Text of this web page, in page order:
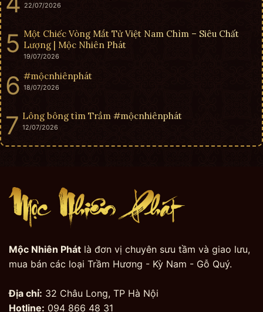
22/07/2026
Một Chiếc Vòng Mắt Tử Việt Nam Chìm – Siêu Chất
Lượng | Mộc Nhiên Phát
19/07/2026
#mộcnhiênphát
18/07/2026
Lông bông tìm Trầm #mộcnhiênphát
12/07/2026
Mộc Nhiên Phát là đơn vị chuyên sưu tầm và giao lưu,
mua bán các loại Trầm Hương - Kỳ Nam - Gỗ Quý.
Địa chỉ: 32 Châu Long, TP Hà Nội
Hotline: 094 866 48 31